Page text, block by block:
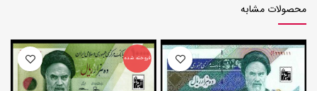
محصولات مشابه
فروخته شده